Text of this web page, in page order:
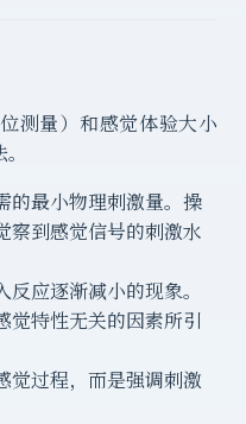
测量）和感觉体验大小
的最小物理刺激量。操
察到感觉信号的刺激水
应逐渐减小的现象。
觉特性无关的因素所引
觉过程，而是强调刺激